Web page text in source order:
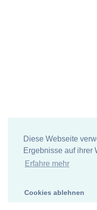
Diese Webseite
Ergebnisse auf ihrer
Erfahre mehr
Cookies ablehnen